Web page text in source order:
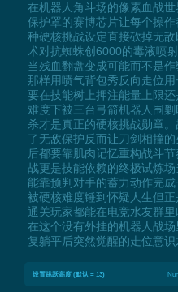
在机器人角斗场的像素血战
保护罩的赛博芯片让每个操
种硬核挑战设定直接砍掉无
术对抗蜘蛛创6000的毒液喷
当残血翻盘变成可能而不是
那样用喷气背包秀反向走位
要在技能树上押注能量上限
难度下被三台弓箭机器人围
杀才是真正的硬核挑战勋章
了无敌保护反而让刀剑相撞
后都要靠肌肉记忆重构战斗
战更是技能依赖的终极试炼
能靠预判对手的蓄力动作完
被硬核难度锤到怀疑人生但
通关玩家都能在电竞水友群
在这个没有外挂的机器人战
复躺平后突然觉醒的走位意识
设置跳跃高度 (默认 = 13)